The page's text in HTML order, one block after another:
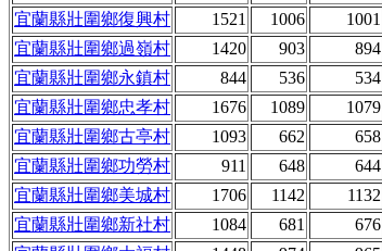
宜蘭縣壯圍鄉復興村
1521 1006 1001
宜蘭縣壯圍鄉過嶺村
1420 903 894
宜蘭縣壯圍鄉永鎮村
844 536 534
宜蘭縣壯圍鄉忠孝村
1676 1089 1079
宜蘭縣壯圍鄉古亭村
1093 662 658
宜蘭縣壯圍鄉功勞村
911 648 644
宜蘭縣壯圍鄉美城村
1706 1142 1132
宜蘭縣壯圍鄉新社村
1084 681 676